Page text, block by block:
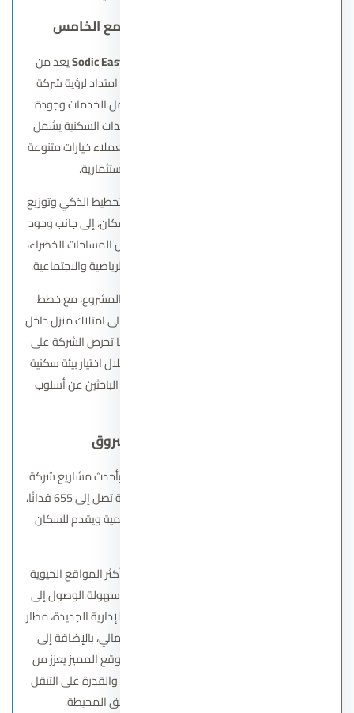
كمبوند سوديك ايست تاون التجمع الخامس
يعد من
مشاريع شركة سوديك للتطوير العقاري، وهو امتداد لرؤية شركة
سوديك في تطوير مجتمعات راقية تتمتع بتكامل الخدمات وجودة
التصميم. يضم المشروع مزيجًا واسعًا من الوحدات السكنية يشمل
الشقق والفيلات بمساحات متعددة، ما يمنح العملاء خيارات متنوعة
تتناسب مع احتياجاتهم السكنية والاستثمارية.
يتميز الكمبوند بتصميمات عصرية تعتمد على التخطيط الذكي وتوزيع
المساحات بشكل يحقق الخصوصية والراحة للسكان، إلى جانب وجود
بنية متكاملة من الخدمات والمرافق التي تشمل المساحات الخضراء،
مناطق المشاة، المراكز الترفيهية، والمرافق الرياضية والاجتماعية.
وتقدم سوديك أسعارًا تنافسية للوحدات في المشروع، مع خطط
سداد مرنة تساعد شريحة واسعة من العملاء على امتلاك منزل داخل
أحد أهم الكمبوندات في القاهرة الجديدة. كما تحرص الشركة على
خلق مجتمع راقٍ يتمتع بالهدوء والأمان، من خلال اختيار بيئة سكنية
تجمع بين الجودة في التنفيذ وطبيعة السكان الباحثين عن أسلوب
كمبوند سوديك ايست الشروق
يعد من أبرز وأحدث مشاريع شركة
سوديك للتطوير العقاري، ويتميز بمساحة واسعة تصل إلى 655 فدانًا،
ما يجعله مجتمعًا سكنيًا فاخرًا بمواصفات عالمية ويقدم للسكان
اختارت الشركة موقع الكمبوند بعناية في أحد أكثر المواقع الحيوية
والاستراتيجية بمدينة الشروق، ليضمن للسكان سهولة الوصول إلى
أهم المعالم والمناطق الحيوية مثل العاصمة الإدارية الجديدة، مطار
القاهرة الدولي، مدينتي، وشارع التسعين الشمالي، بالإضافة إلى
المناطق والخدمات الأخرى المحيطة. هذا الموقع المميز يعزز من
قيمة المشروع ويتيح للسكان الجمع بين الراحة والقدرة على التنقل
بسهولة داخل القاهرة الكبرى والمناطق المحيطة.